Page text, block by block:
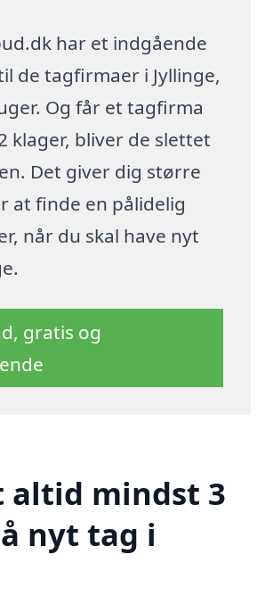
har et indgående
de tagfirmaer i Jyllinge,
Og får et tagfirma
klager, bliver de slettet
Det giver dig større
at finde en pålidelig
når du skal have nyt
gratis og
altid mindst 3
nyt tag i